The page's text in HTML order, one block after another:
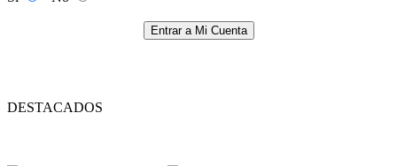
Entrar a Mi Cuenta
DESTACADOS